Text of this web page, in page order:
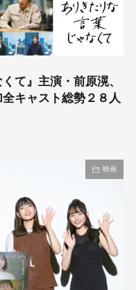
て』主演・前原滉、
キャスト総勢２８人
映画